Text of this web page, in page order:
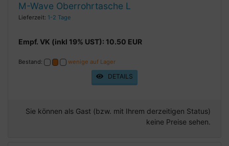
M-Wave Oberrohrtasche L
Lieferzeit: 1-2 Tage
Empf. VK (inkl 19% UST): 10.50 EUR
Bestand: wenige auf Lager
DETAILS
Sie können als Gast (bzw. mit Ihrem derzeitigen Status)
keine Preise sehen.